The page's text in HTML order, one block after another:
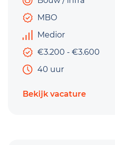
MBO
Medior
€3.200 - €3.600
40 uur
Bekijk vacature